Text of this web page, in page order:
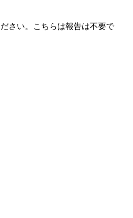
さい。こちらは報告は不要で